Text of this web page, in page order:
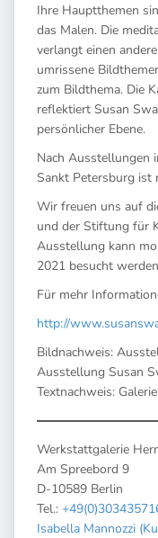
Ihre Hauptthemen
das Malen. Die
verlangt einen
umrissene
zum Bildthema. Die
reflektiert Susan
persönlicher Ebene.
Nach Ausstellungen
Sankt Petersburg ist
Wir freuen uns auf
und der Stiftung für
Ausstellung kann
2021 besucht
Für mehr
http://
Bildnachweis:
Ausstellung Susan
Textnachweis:
Werkstattgalerie
Am Spreebord 9
D-10589 Berlin
Tel.:
Isabella Mannozzi